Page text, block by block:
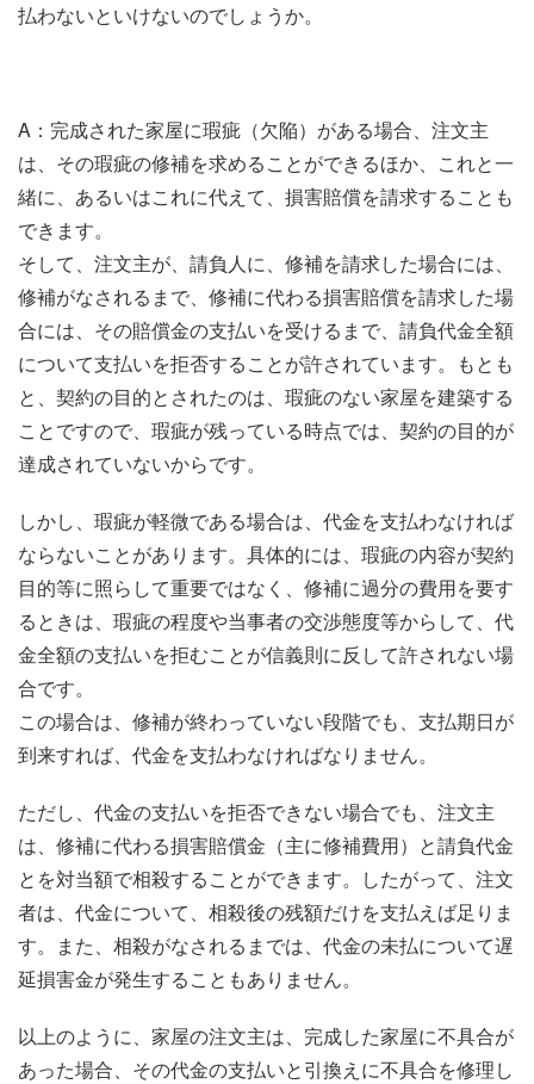
払わないといけないのでしょうか。
A：完成された家屋に瑕疵（欠陥）がある場合、注文主
は、その瑕疵の修補を求めることができるほか、これと一
緒に、あるいはこれに代えて、損害賠償を請求することも
できます。
そして、注文主が、請負人に、修補を請求した場合には、
修補がなされるまで、修補に代わる損害賠償を請求した場
合には、その賠償金の支払いを受けるまで、請負代金全額
について支払いを拒否することが許されています。もとも
と、契約の目的とされたのは、瑕疵のない家屋を建築する
ことですので、瑕疵が残っている時点では、契約の目的が
達成されていないからです。
しかし、瑕疵が軽微である場合は、代金を支払わなければ
ならないことがあります。具体的には、瑕疵の内容が契約
目的等に照らして重要ではなく、修補に過分の費用を要す
るときは、瑕疵の程度や当事者の交渉態度等からして、代
金全額の支払いを拒むことが信義則に反して許されない場
合です。
この場合は、修補が終わっていない段階でも、支払期日が
到来すれば、代金を支払わなければなりません。
ただし、代金の支払いを拒否できない場合でも、注文主
は、修補に代わる損害賠償金（主に修補費用）と請負代金
とを対当額で相殺することができます。したがって、注文
者は、代金について、相殺後の残額だけを支払えば足りま
す。また、相殺がなされるまでは、代金の未払について遅
延損害金が発生することもありません。
以上のように、家屋の注文主は、完成した家屋に不具合が
あった場合、その代金の支払いと引換えに不具合を修理し